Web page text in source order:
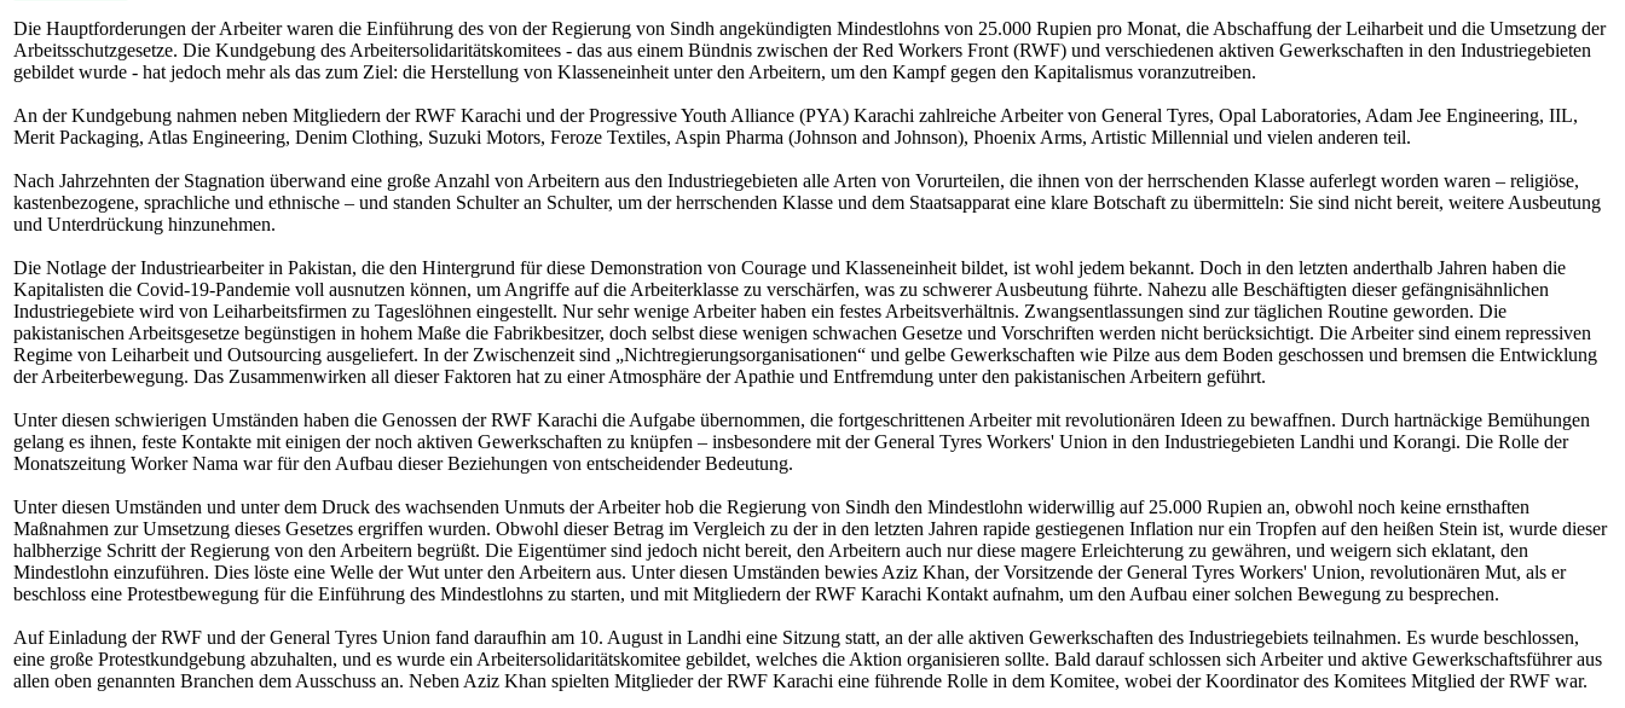
Die Hauptforderungen der Arbeiter waren die Einführung des von der Regierung von Sindh angekündigten Mindestlohns von 25.000 Rupien pro Monat, die Abschaffung der Leiharbeit und die Umsetzung der
Arbeitsschutzgesetze. Die Kundgebung des Arbeitersolidaritätskomitees - das aus einem Bündnis zwischen der Red Workers Front (RWF) und verschiedenen aktiven Gewerkschaften in den Industriegebieten
gebildet wurde - hat jedoch mehr als das zum Ziel: die Herstellung von Klasseneinheit unter den Arbeitern, um den Kampf gegen den Kapitalismus voranzutreiben.
An der Kundgebung nahmen neben Mitgliedern der RWF Karachi und der Progressive Youth Alliance (PYA) Karachi zahlreiche Arbeiter von General Tyres, Opal Laboratories, Adam Jee Engineering, IIL,
Merit Packaging, Atlas Engineering, Denim Clothing, Suzuki Motors, Feroze Textiles, Aspin Pharma (Johnson and Johnson), Phoenix Arms, Artistic Millennial und vielen anderen teil.
Nach Jahrzehnten der Stagnation überwand eine große Anzahl von Arbeitern aus den Industriegebieten alle Arten von Vorurteilen, die ihnen von der herrschenden Klasse auferlegt worden waren – religiöse,
kastenbezogene, sprachliche und ethnische – und standen Schulter an Schulter, um der herrschenden Klasse und dem Staatsapparat eine klare Botschaft zu übermitteln: Sie sind nicht bereit, weitere Ausbeutung
und Unterdrückung hinzunehmen.
Die Notlage der Industriearbeiter in Pakistan, die den Hintergrund für diese Demonstration von Courage und Klasseneinheit bildet, ist wohl jedem bekannt. Doch in den letzten anderthalb Jahren haben die
Kapitalisten die Covid-19-Pandemie voll ausnutzen können, um Angriffe auf die Arbeiterklasse zu verschärfen, was zu schwerer Ausbeutung führte. Nahezu alle Beschäftigten dieser gefängnisähnlichen
Industriegebiete wird von Leiharbeitsfirmen zu Tageslöhnen eingestellt. Nur sehr wenige Arbeiter haben ein festes Arbeitsverhältnis. Zwangsentlassungen sind zur täglichen Routine geworden. Die
pakistanischen Arbeitsgesetze begünstigen in hohem Maße die Fabrikbesitzer, doch selbst diese wenigen schwachen Gesetze und Vorschriften werden nicht berücksichtigt. Die Arbeiter sind einem repressiven
Regime von Leiharbeit und Outsourcing ausgeliefert. In der Zwischenzeit sind „Nichtregierungsorganisationen“ und gelbe Gewerkschaften wie Pilze aus dem Boden geschossen und bremsen die Entwicklung
der Arbeiterbewegung. Das Zusammenwirken all dieser Faktoren hat zu einer Atmosphäre der Apathie und Entfremdung unter den pakistanischen Arbeitern geführt.
Unter diesen schwierigen Umständen haben die Genossen der RWF Karachi die Aufgabe übernommen, die fortgeschrittenen Arbeiter mit revolutionären Ideen zu bewaffnen. Durch hartnäckige Bemühungen
gelang es ihnen, feste Kontakte mit einigen der noch aktiven Gewerkschaften zu knüpfen – insbesondere mit der General Tyres Workers' Union in den Industriegebieten Landhi und Korangi. Die Rolle der
Monatszeitung Worker Nama war für den Aufbau dieser Beziehungen von entscheidender Bedeutung.
Unter diesen Umständen und unter dem Druck des wachsenden Unmuts der Arbeiter hob die Regierung von Sindh den Mindestlohn widerwillig auf 25.000 Rupien an, obwohl noch keine ernsthaften
Maßnahmen zur Umsetzung dieses Gesetzes ergriffen wurden. Obwohl dieser Betrag im Vergleich zu der in den letzten Jahren rapide gestiegenen Inflation nur ein Tropfen auf den heißen Stein ist, wurde dieser
halbherzige Schritt der Regierung von den Arbeitern begrüßt. Die Eigentümer sind jedoch nicht bereit, den Arbeitern auch nur diese magere Erleichterung zu gewähren, und weigern sich eklatant, den
Mindestlohn einzuführen. Dies löste eine Welle der Wut unter den Arbeitern aus. Unter diesen Umständen bewies Aziz Khan, der Vorsitzende der General Tyres Workers' Union, revolutionären Mut, als er
beschloss eine Protestbewegung für die Einführung des Mindestlohns zu starten, und mit Mitgliedern der RWF Karachi Kontakt aufnahm, um den Aufbau einer solchen Bewegung zu besprechen.
Auf Einladung der RWF und der General Tyres Union fand daraufhin am 10. August in Landhi eine Sitzung statt, an der alle aktiven Gewerkschaften des Industriegebiets teilnahmen. Es wurde beschlossen,
eine große Protestkundgebung abzuhalten, und es wurde ein Arbeitersolidaritätskomitee gebildet, welches die Aktion organisieren sollte. Bald darauf schlossen sich Arbeiter und aktive Gewerkschaftsführer aus
allen oben genannten Branchen dem Ausschuss an. Neben Aziz Khan spielten Mitglieder der RWF Karachi eine führende Rolle in dem Komitee, wobei der Koordinator des Komitees Mitglied der RWF war.